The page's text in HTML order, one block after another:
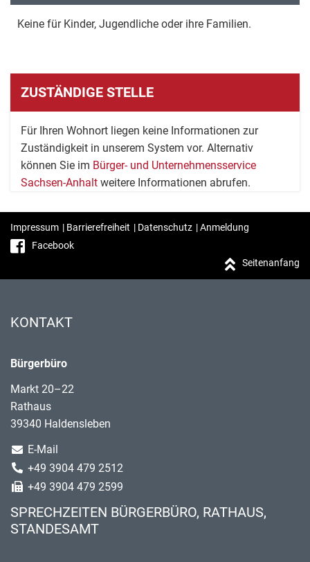
Keine für Kinder, Jugendliche oder ihre Familien.
ZUSTÄNDIGE STELLE
Für Ihren Wohnort liegen keine Informationen zur
Zuständigkeit in unserem System vor. Alternativ
können Sie im Bürger- und Unternehmensservice
Sachsen-Anhalt weitere Informationen abrufen.
Impressum | Barrierefreiheit | Datenschutz |Anmeldung
Facebook
Seitenanfang
KONTAKT
Bürgerbüro
Markt 20–22
Rathaus
39340 Haldensleben
E-Mail
+49 3904 479 2512
+49 3904 479 2599
SPRECHZEITEN BÜRGERBÜRO, RATHAUS,
STANDESAMT